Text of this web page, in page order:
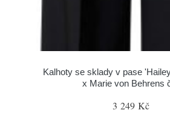
Kalhoty se sklady v pase
x Marie von Behrens
3 249 Kč